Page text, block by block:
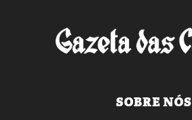
SOBRE NÓS